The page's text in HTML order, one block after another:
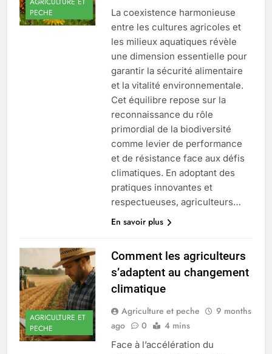
PECHE
La coexistence harmonieuse
entre les cultures agricoles et
les milieux aquatiques révèle
une dimension essentielle pour
garantir la sécurité alimentaire
et la vitalité environnementale.
Cet équilibre repose sur la
reconnaissance du rôle
primordial de la biodiversité
comme levier de performance
et de résistance face aux défis
climatiques. En adoptant des
pratiques innovantes et
respectueuses, agriculteurs…
En savoir plus
AGRICULTURE ET
PECHE
Comment les agriculteurs
s’adaptent au changement
climatique
Agriculture et peche
9 months
ago
0 4 mins
Face à l’accélération du